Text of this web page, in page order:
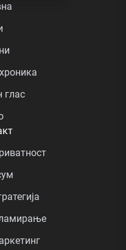
глас